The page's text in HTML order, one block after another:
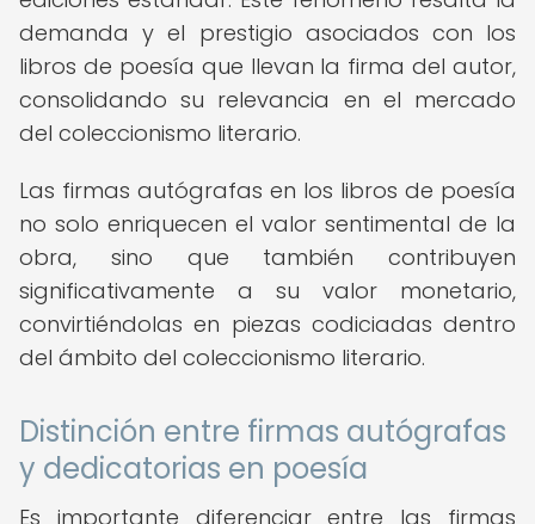
demanda y el prestigio asociados con los
libros de poesía que llevan la firma del autor,
consolidando su relevancia en el mercado
del coleccionismo literario.
Las firmas autógrafas en los libros de poesía
no solo enriquecen el valor sentimental de la
obra, sino que también contribuyen
significativamente a su valor monetario,
convirtiéndolas en piezas codiciadas dentro
del ámbito del coleccionismo literario.
Distinción entre firmas autógrafas
y dedicatorias en poesía
Es importante diferenciar entre las firmas